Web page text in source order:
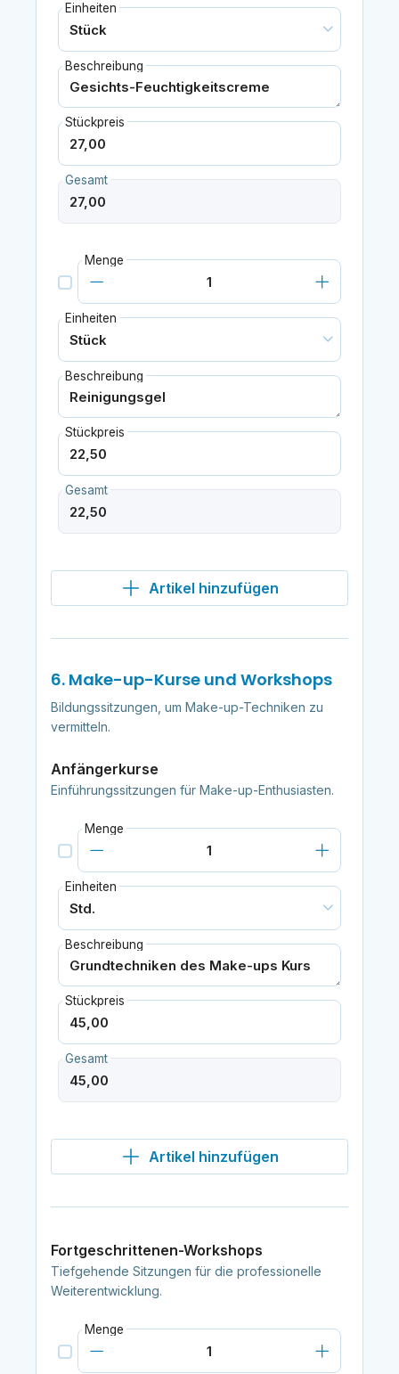
Einheiten
Beschreibung
Stückpreis
Gesamt
Menge
Einheiten
Beschreibung
Stückpreis
Gesamt
Artikel hinzufügen
6. Make-up-Kurse und Workshops
Bildungssitzungen, um Make-up-Techniken zu
vermitteln.
Anfängerkurse
Einführungssitzungen für Make-up-Enthusiasten.
Menge
Einheiten
Beschreibung
Stückpreis
Gesamt
Artikel hinzufügen
Fortgeschrittenen-Workshops
Tiefgehende Sitzungen für die professionelle
Weiterentwicklung.
Menge